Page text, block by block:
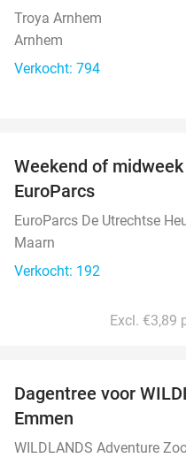
Troya Arnhem
Arnhem
Verkocht: 794
Weekend of
EuroParcs
EuroParcs De Utrechtse
Maarn
Verkocht: 192
Excl. €3,89
Dagentree voor
Emmen
WILDLANDS Adventure